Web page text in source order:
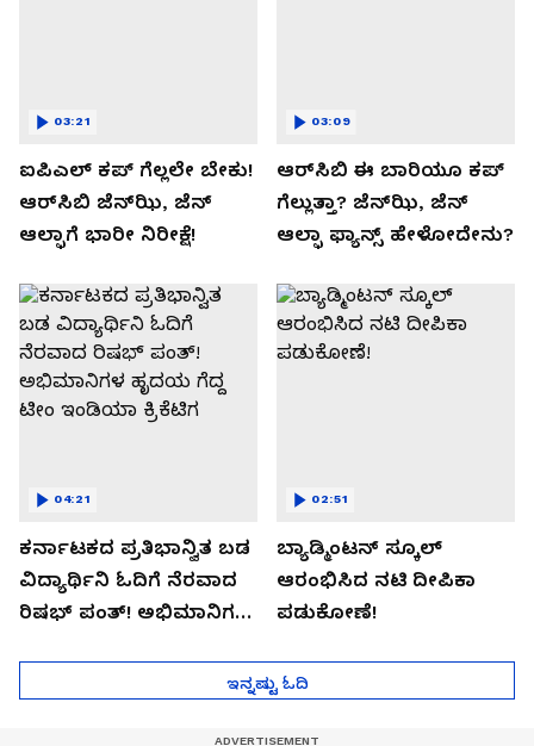
ಐಪಿಎಲ್ ಕಪ್‌ ಗೆಲ್ಲಲೇ ಬೇಕು!
ಆರ್‌ಸಿಬಿ ಜೆನ್‌ಝಿ, ಜೆನ್‌
ಆಲ್ಫಾಗೆ ಭಾರೀ ನಿರೀಕ್ಷೆ!
03:21
ಆರ್‌ಸಿಬಿ ಈ ಬಾರಿಯೂ ಕಪ್‌
ಗೆಲ್ಲುತ್ತಾ? ಜೆನ್‌ಝಿ, ಜೆನ್‌
ಆಲ್ಫಾ ಫ್ಯಾನ್ಸ್ ಹೇಳೋದೇನು?
03:09
ಕರ್ನಾಟಕದ ಪ್ರತಿಭಾನ್ವಿತ ಬಡ
ವಿದ್ಯಾರ್ಥಿನಿ ಓದಿಗೆ ನೆರವಾದ
ರಿಷಭ್ ಪಂತ್! ಅಭಿಮಾನಿಗಳ
04:21
ಬ್ಯಾಡ್ಮಿಂಟನ್ ಸ್ಕೂಲ್​
ಆರಂಭಿಸಿದ ನಟಿ ದೀಪಿಕಾ
ಪಡುಕೋಣೆ!
02:51
ಇನ್ನಷ್ಟು ಓದಿ